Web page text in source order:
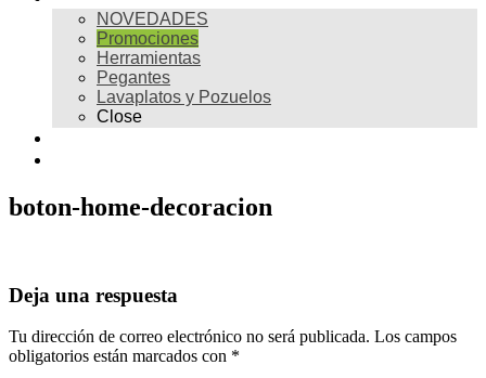
NOVEDADES
Promociones
Herramientas
Pegantes
Lavaplatos y Pozuelos
Close
boton-home-decoracion
Deja una respuesta
Tu dirección de correo electrónico no será publicada. Los campos
obligatorios están marcados con *